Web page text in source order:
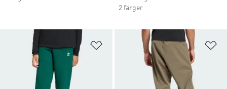
2 färger
Lägg till på önskelistan